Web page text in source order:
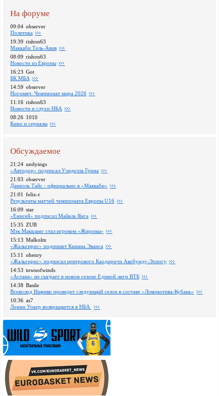
На форуме
09:04 observer
Политика
19:39 rishon63
Маккаби Тель-Авив
08:09 rishon63
Новости из Европы
16:23 Got
БК МБА
14:59 observer
Ногомяч: Чемпионат мира 2026
11:16 rishon63
Новости и слухи НБА
08:26 1010
Кино и сериалы
Обсуждаемое
21:24 undyings
«Автодор» подписал Уэнделла Грина
21:03 observer
Даниэль Тайс - официально в «Маккаби»
21:01 felix-r
Pезультаты матчей чемпионата Европы U16
16:09 star
«Енисей» подписал Майкла Янга
15:35 ZUB
Мэк Маккланг стал игроком «Жироны»
15:13 Malkolm
«Жальгирис» подпишет Кинана Эванса
15:11 ohenry
«Жальгирис» подписал центрового Каодиричи Акобунду-Эхиогу
14:53 townofwinds
«Астана» не сыграет в новом сезоне Единой лиги ВТБ
14:38 Basile
Всеволод Ищенко проведет следующий сезон в составе «Локомотива-Кубань»
10:36 as7
Лонни Уокер возвращается в НБА